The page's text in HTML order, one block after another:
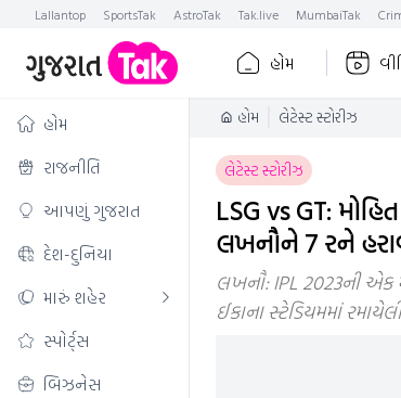
Lallantop SportsTak AstroTak Tak.live MumbaiTak
હોમ
હોમ
રાજનીતિ
આપણું ગુજરાત
દેશ-દુનિયા
મારું શહેર
સ્પોર્ટ્સ
બિઝનેસ
હોમ લેટેસ્ટ સ્ટોરીઝ
લેટેસ્ટ સ્ટોરીઝ
LSG vs GT:
લખનૌને 7 રને
લખનૌ: IPL 2023ની એક
ઈકાના સ્ટેડિયમમાં